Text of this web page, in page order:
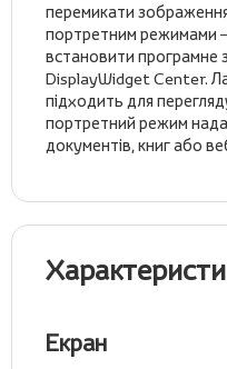
перемикати
портретним режимами
встановити програмне
DisplayWidget Center.
підходить для
портретний режим
документів, книг або
Екран